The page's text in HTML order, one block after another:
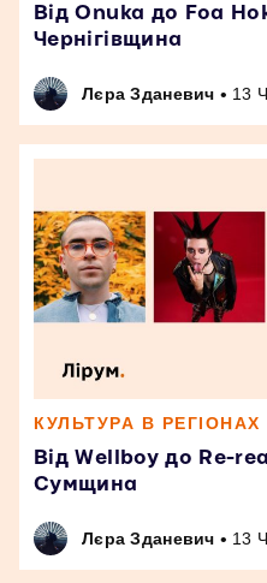
Від Onuka до Foa
Чернігівщина
Лєра Зданевич • 13
КУЛЬТУРА В РЕГІОНАХ
Від Wellboy до Re-
Сумщина
Лєра Зданевич • 13